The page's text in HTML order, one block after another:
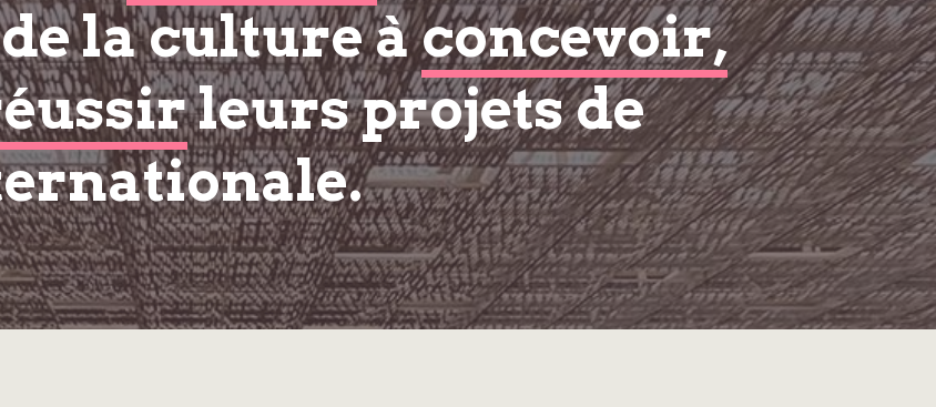
la culture àconcevoir,
leurs projets de